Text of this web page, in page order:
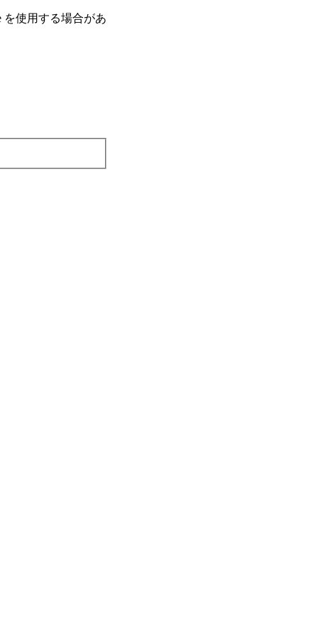
使⽤する場合があ